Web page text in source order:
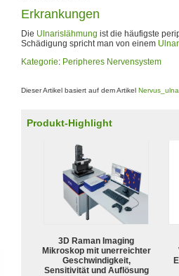
Erkrankungen
Die Ulnarislähmung ist die häufigste
Schädigung spricht man von einem
Kategorie: Peripheres Nervensystem
Dieser Artikel basiert auf dem Artikel
Produkt-Highlight
3D Raman Imaging
Mikroskop mit unerreichter
Geschwindigkeit,
Sensitivität und Auflösung